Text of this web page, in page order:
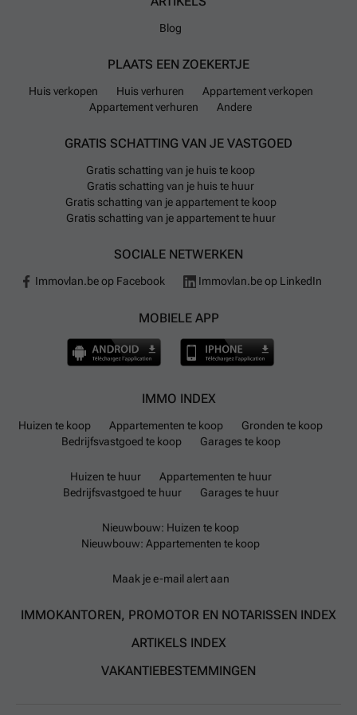
Blog
PLAATS EEN ZOEKERTJE
Huis verkopen Huis verhuren
Appartement verkopen
Appartement verhuren
Andere
GRATIS SCHATTING VAN JE VASTGOED
Gratis schatting van je huis te koop
Gratis schatting van je huis te huur
Gratis schatting van je appartement te koop
Gratis schatting van je appartement te huur
SOCIALE NETWERKEN
Immovlan.be op Facebook Immovlan.be op LinkedIn
MOBIELE APP
IMMO INDEX
Huizen te koop Appartementen te koop
Gronden te koop
Bedrijfsvastgoed te koop
Garages te koop
Huizen te huur
Appartementen te huur
Bedrijfsvastgoed te huur
Garages te huur
Nieuwbouw: Huizen te koop
Nieuwbouw: Appartementen te koop
Maak je e-mail alert aan
IMMOKANTOREN, PROMOTOR EN NOTARISSEN INDEX
ARTIKELS INDEX
VAKANTIEBESTEMMINGEN